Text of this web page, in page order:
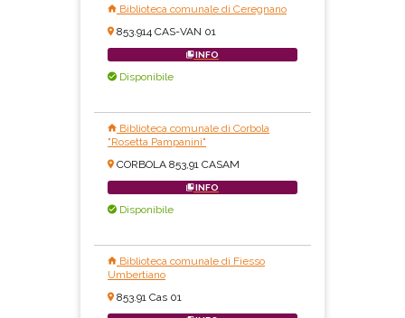
Biblioteca comunale di Ceregnano
853.914 CAS-VAN 01
INFO
Disponibile
Biblioteca comunale di Corbola
"Rosetta Pampanini"
CORBOLA 853,91 CASAM
INFO
Disponibile
Biblioteca comunale di Fiesso
Umbertiano
853.91 Cas 01